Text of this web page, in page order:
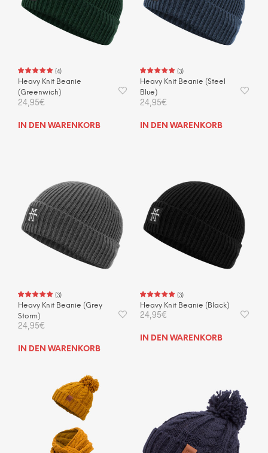
(4)
Heavy Knit Beanie
(Greenwich)
24,95€
IN DEN WARENKORB
(3)
Heavy Knit Beanie (Steel
Blue)
24,95€
IN DEN WARENKORB
(3)
Heavy Knit Beanie (Grey
Storm)
24,95€
IN DEN WARENKORB
(3)
Heavy Knit Beanie (Black)
24,95€
IN DEN WARENKORB